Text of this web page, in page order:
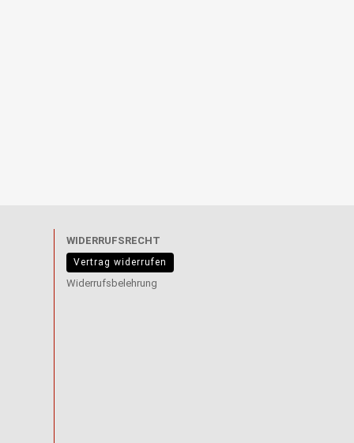
WIDERRUFSRECHT
Vertrag widerrufen
Widerrufsbelehrung